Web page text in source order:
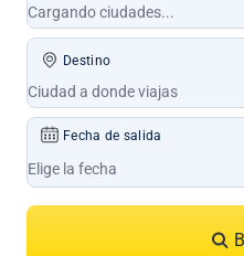
Destino
Fecha de salida